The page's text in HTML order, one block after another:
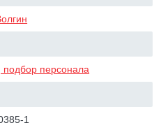
подбор персонала
1